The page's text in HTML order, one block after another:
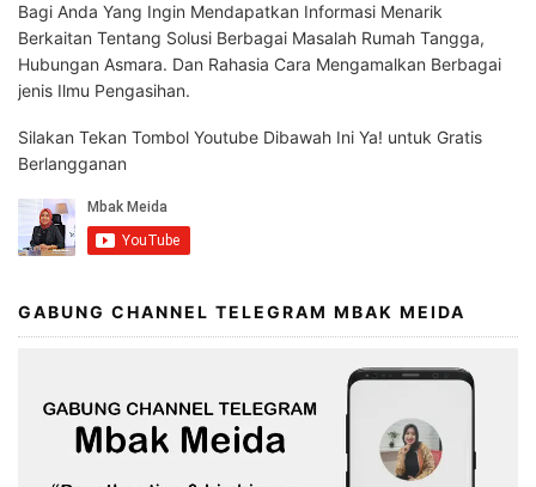
Bagi Anda Yang Ingin Mendapatkan Informasi Menarik
Berkaitan Tentang Solusi Berbagai Masalah Rumah Tangga,
Hubungan Asmara. Dan Rahasia Cara Mengamalkan Berbagai
jenis Ilmu Pengasihan.
Silakan Tekan Tombol Youtube Dibawah Ini Ya! untuk Gratis
Berlangganan
GABUNG CHANNEL TELEGRAM MBAK MEIDA